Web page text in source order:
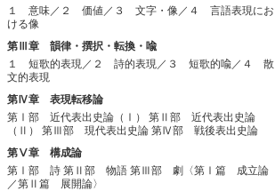
１ 意味／２ 価値／３ 文字・像／４ 言語表現にお
ける像
第Ⅲ章 韻律・撰択・転換・喩
１ 短歌的表現／２ 詩的表現／３ 短歌的喩／４ 散
文的表現
第Ⅳ章 表現転移論
第Ⅰ部 近代表出史論（Ⅰ）
第Ⅱ部 近代表出史論
（Ⅱ）
第Ⅲ部 現代表出史論 第Ⅳ部 戦後表出史論
第Ⅴ章 構成論
第Ⅰ部 詩 第Ⅱ部 物語 第Ⅲ部 劇〈第Ⅰ篇 成立論
／第Ⅱ篇 展開論〉